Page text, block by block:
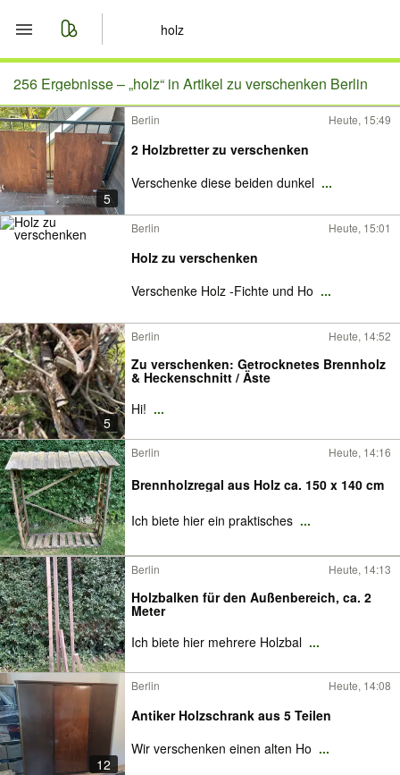
Start
Merkliste
Nachrichten
Anzeige aufgeben
256 Ergebnisse –„holz“ in Artikel zu verschenken Berlin
5
Berlin Heute, 15:49
2 Holzbretter zu verschenken
Verschenke diese beiden dunkel ...
Berlin Heute, 15:01
Holz zu verschenken
Verschenke Holz -Fichte und Ho ...
5
Berlin Heute, 14:52
Zu verschenken: Getrocknetes Brennholz
& Heckenschnitt / Äste
Hi! ...
Berlin Heute, 14:16
Brennholzregal aus Holz ca. 150 x 140 cm
Ich biete hier ein praktisches ...
Berlin Heute, 14:13
Holzbalken für den Außenbereich, ca. 2
Meter
Ich biete hier mehrere Holzbal ...
12
Berlin Heute, 14:08
Antiker Holzschrank aus 5 Teilen
Wir verschenken einen alten Ho ...